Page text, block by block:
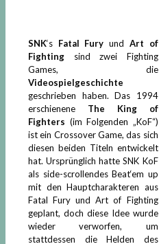
SNK‘s Fatal Fury und Art of
Fighting sind zwei Fighting
Games, die
Videospielgeschichte
geschrieben haben. Das 1994
erschienene The King of
Fighters (im Folgenden „KoF“)
ist ein Crossover Game, das sich
diesen beiden Titeln entwickelt
hat. Ursprünglich hatte SNK KoF
als side-scrollendes Beat‘em up
mit den Hauptcharakteren aus
Fatal Fury und Art of Fighting
geplant, doch diese Idee wurde
wieder verworfen, um
stattdessen die Helden des